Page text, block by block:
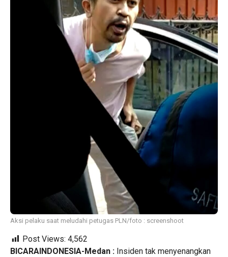
Aksi pelaku saat meludahi petugas PLN/foto : screenshoot
Post Views: 4,562
BICARAINDONESIA-Medan : Insiden tak menyenangkan